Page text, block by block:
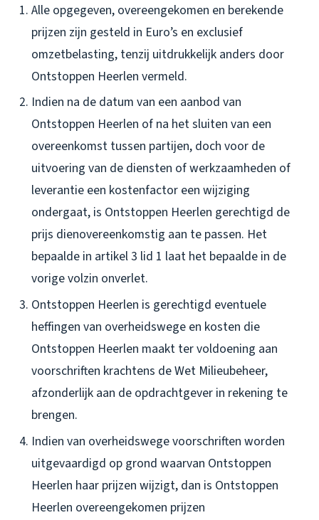
Alle opgegeven, overeengekomen en berekende
prijzen zijn gesteld in Euro’s en exclusief
omzetbelasting, tenzij uitdrukkelijk anders door
Ontstoppen Heerlen vermeld.
Indien na de datum van een aanbod van
Ontstoppen Heerlen of na het sluiten van een
overeenkomst tussen partijen, doch voor de
uitvoering van de diensten of werkzaamheden of
leverantie een kostenfactor een wijziging
ondergaat, is Ontstoppen Heerlen gerechtigd de
prijs dienovereenkomstig aan te passen. Het
bepaalde in artikel 3 lid 1 laat het bepaalde in de
vorige volzin onverlet.
Ontstoppen Heerlen is gerechtigd eventuele
heffingen van overheidswege en kosten die
Ontstoppen Heerlen maakt ter voldoening aan
voorschriften krachtens de Wet Milieubeheer,
afzonderlijk aan de opdrachtgever in rekening te
brengen.
Indien van overheidswege voorschriften worden
uitgevaardigd op grond waarvan Ontstoppen
Heerlen haar prijzen wijzigt, dan is Ontstoppen
Heerlen overeengekomen prijzen